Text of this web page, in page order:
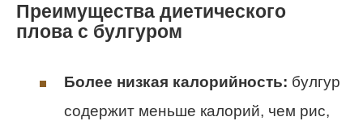
Преимущества диетического
плова с булгуром
Более низкая калорийность: булгур
содержит меньше калорий, чем рис,